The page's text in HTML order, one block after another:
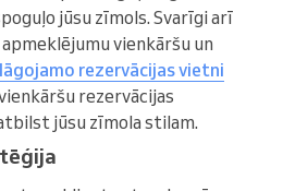
jūsu zīmols. Svarīgi arī
vienkāršu un
rezervācijas vietni
rezervācijas
jūsu zīmola stilam.